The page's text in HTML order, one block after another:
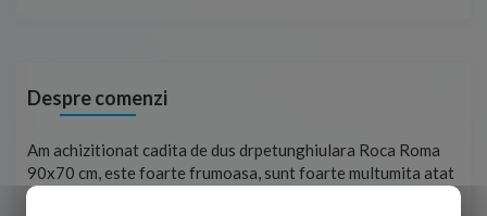
Despre comenzi
Am achizitionat cadita de dus drpetunghiulara Roca Roma
90x70 cm, este foarte frumoasa, sunt foarte multumita atat
de personalul firmei dvs. cu care am colaborat in obtinerea